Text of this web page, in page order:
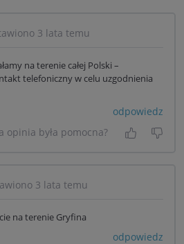
3 lata temu
na terenie całej Polski –
telefoniczny w celu uzgodnienia
odpowiedz
opinia była pomocna?
Tak, była
Nie
3 lata temu
na terenie Gryfina
odpowiedz